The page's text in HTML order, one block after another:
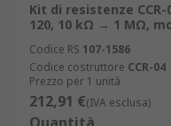
Kit di resistenze
120, 10 kΩ → 1 MΩ,
Codice RS 107-1586
Codice costruttore CCR-04
Prezzo per 1 unità
212,91 €(IVA esclusa)